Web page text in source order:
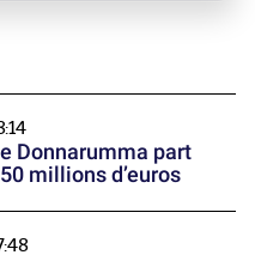
Donnarumma part
millions d’euros